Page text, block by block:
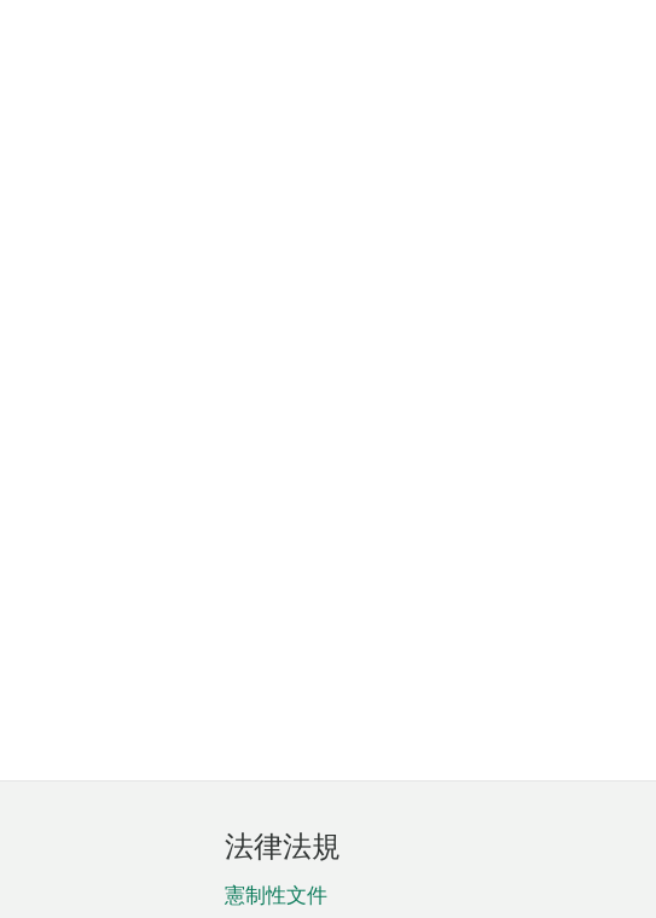
法律法規
憲制性文件